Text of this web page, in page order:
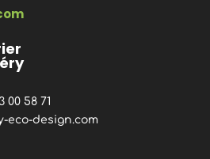
00 58 71
eco-design.com